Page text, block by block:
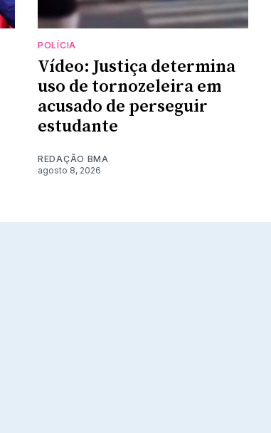
POLÍCIA
Vídeo: Justiça determina
uso de tornozeleira em
acusado de perseguir
estudante
REDAÇÃO BMA
agosto 8, 2026